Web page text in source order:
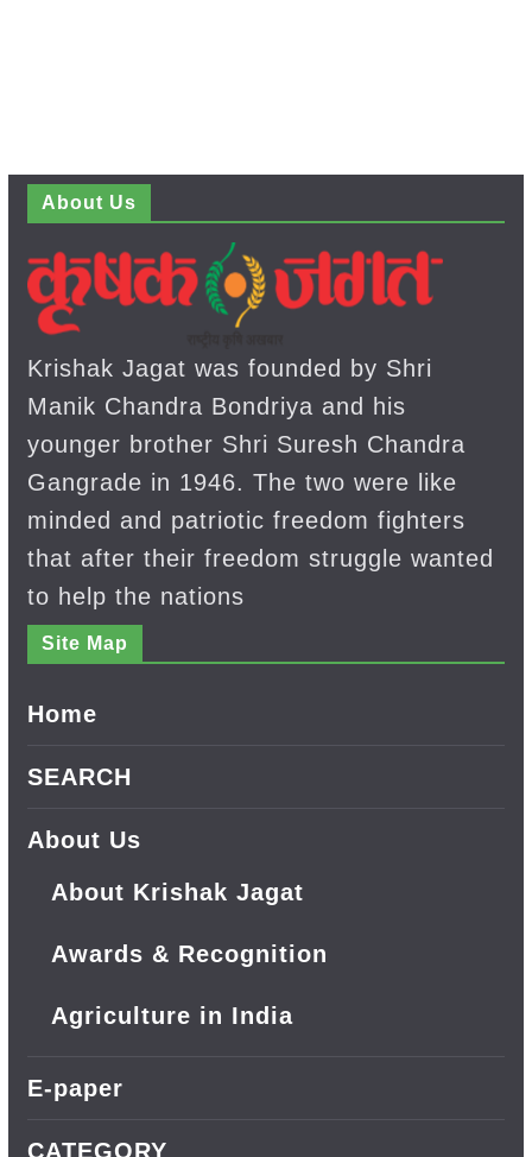
About Us
Krishak Jagat was founded by Shri
Manik Chandra Bondriya and his
younger brother Shri Suresh Chandra
Gangrade in 1946. The two were like
minded and patriotic freedom fighters
that after their freedom struggle wanted
to help the nations
Site Map
Home
SEARCH
About Us
About Krishak Jagat
Awards & Recognition
Agriculture in India
E-paper
CATEGORY